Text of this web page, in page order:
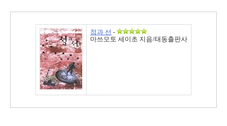
점과 선 -
마쓰모토 세이초 지음/태동출판사